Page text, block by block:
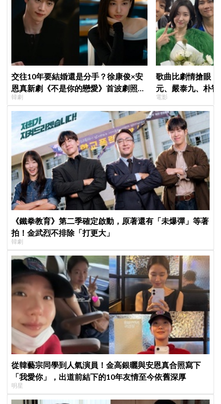
交往10年要結婚還是分手？徐康俊×安
恩真新劇《不是你的戀愛》首波劇照曝
光，9月12日首播引期待
韓劇
歌曲比劇情搶眼
元、嚴泰九、朴
曲《Love Is》超
電影
《鐵拳教育》第二季確定啟動，原著還有「未爆彈」等著
拍！金武烈不排除「打更大」
韓劇
從韓藝宗同學到人氣演員！金高銀曬與安恩真合照寫下
「我愛你」，出道前結下的10年友情至今依舊深厚
明星